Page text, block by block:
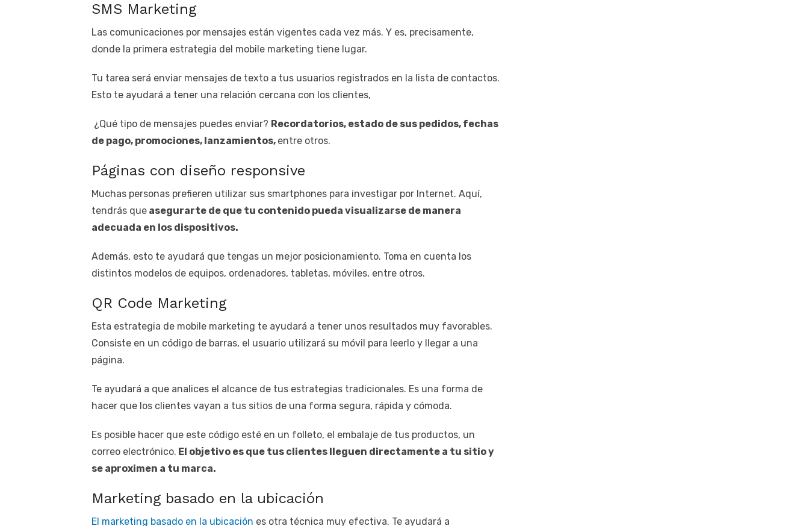
SMS Marketing
Las comunicaciones por mensajes están vigentes cada vez más. Y es, precisamente,
donde la primera estrategia del mobile marketing tiene lugar.
Tu tarea será enviar mensajes de texto a tus usuarios registrados en la lista de contactos.
Esto te ayudará a tener una relación cercana con los clientes,
¿Qué tipo de mensajes puedes enviar? Recordatorios, estado de sus pedidos, fechas
de pago, promociones, lanzamientos, entre otros.
Páginas con diseño responsive
Muchas personas prefieren utilizar sus smartphones para investigar por Internet. Aquí,
tendrás que asegurarte de que tu contenido pueda visualizarse de manera
adecuada en los dispositivos.
Además, esto te ayudará que tengas un mejor posicionamiento. Toma en cuenta los
distintos modelos de equipos, ordenadores, tabletas, móviles, entre otros.
QR Code Marketing
Esta estrategia de mobile marketing te ayudará a tener unos resultados muy favorables.
Consiste en un código de barras, el usuario utilizará su móvil para leerlo y llegar a una
página.
Te ayudará a que analices el alcance de tus estrategias tradicionales. Es una forma de
hacer que los clientes vayan a tus sitios de una forma segura, rápida y cómoda.
Es posible hacer que este código esté en un folleto, el embalaje de tus productos, un
correo electrónico. El objetivo es que tus clientes lleguen directamente a tu sitio y
se aproximen a tu marca.
Marketing basado en la ubicación
El marketing basado en la ubicación es otra técnica muy efectiva. Te ayudará a